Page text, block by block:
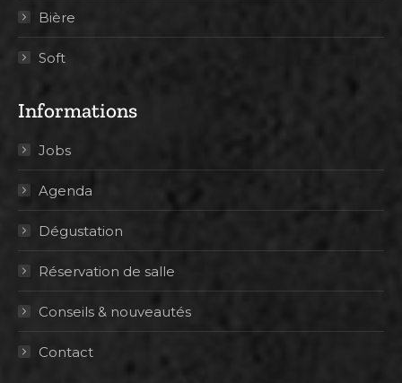
Bière
Soft
Informations
Jobs
Agenda
Dégustation
Réservation de salle
Conseils & nouveautés
Contact